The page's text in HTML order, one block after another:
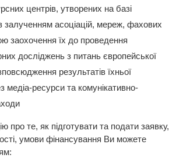
центрів, утворених на базі
залученням асоціацій, мереж, фахових
заохочення їх до проведення
досліджень з питань європейської
результатів їхньої
медіа-ресурси та комунікативно-
про те, як підготувати та подати заявку,
умови фінансування Ви можете